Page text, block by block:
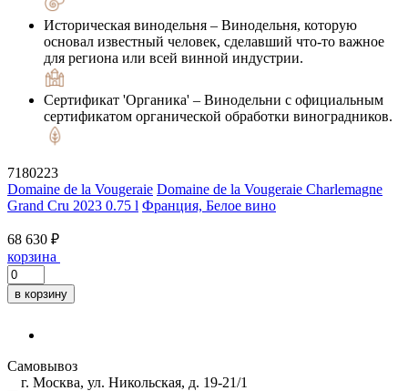
Историческая винодельня – Винодельня, которую
основал известный человек, сделавший что-то важное
для региона или всей винной индустрии.
Сертификат 'Органика' – Винодельни с официальным
сертификатом органической обработки виноградников.
7180223
Domaine de la Vougeraie Domaine de la Vougeraie Charlemagne
Grand Cru 2023 0.75 l Франция, Белое вино
68 630 ₽
корзина
в корзину
Самовывоз
г. Москва, ул. Никольская, д. 19-21/1